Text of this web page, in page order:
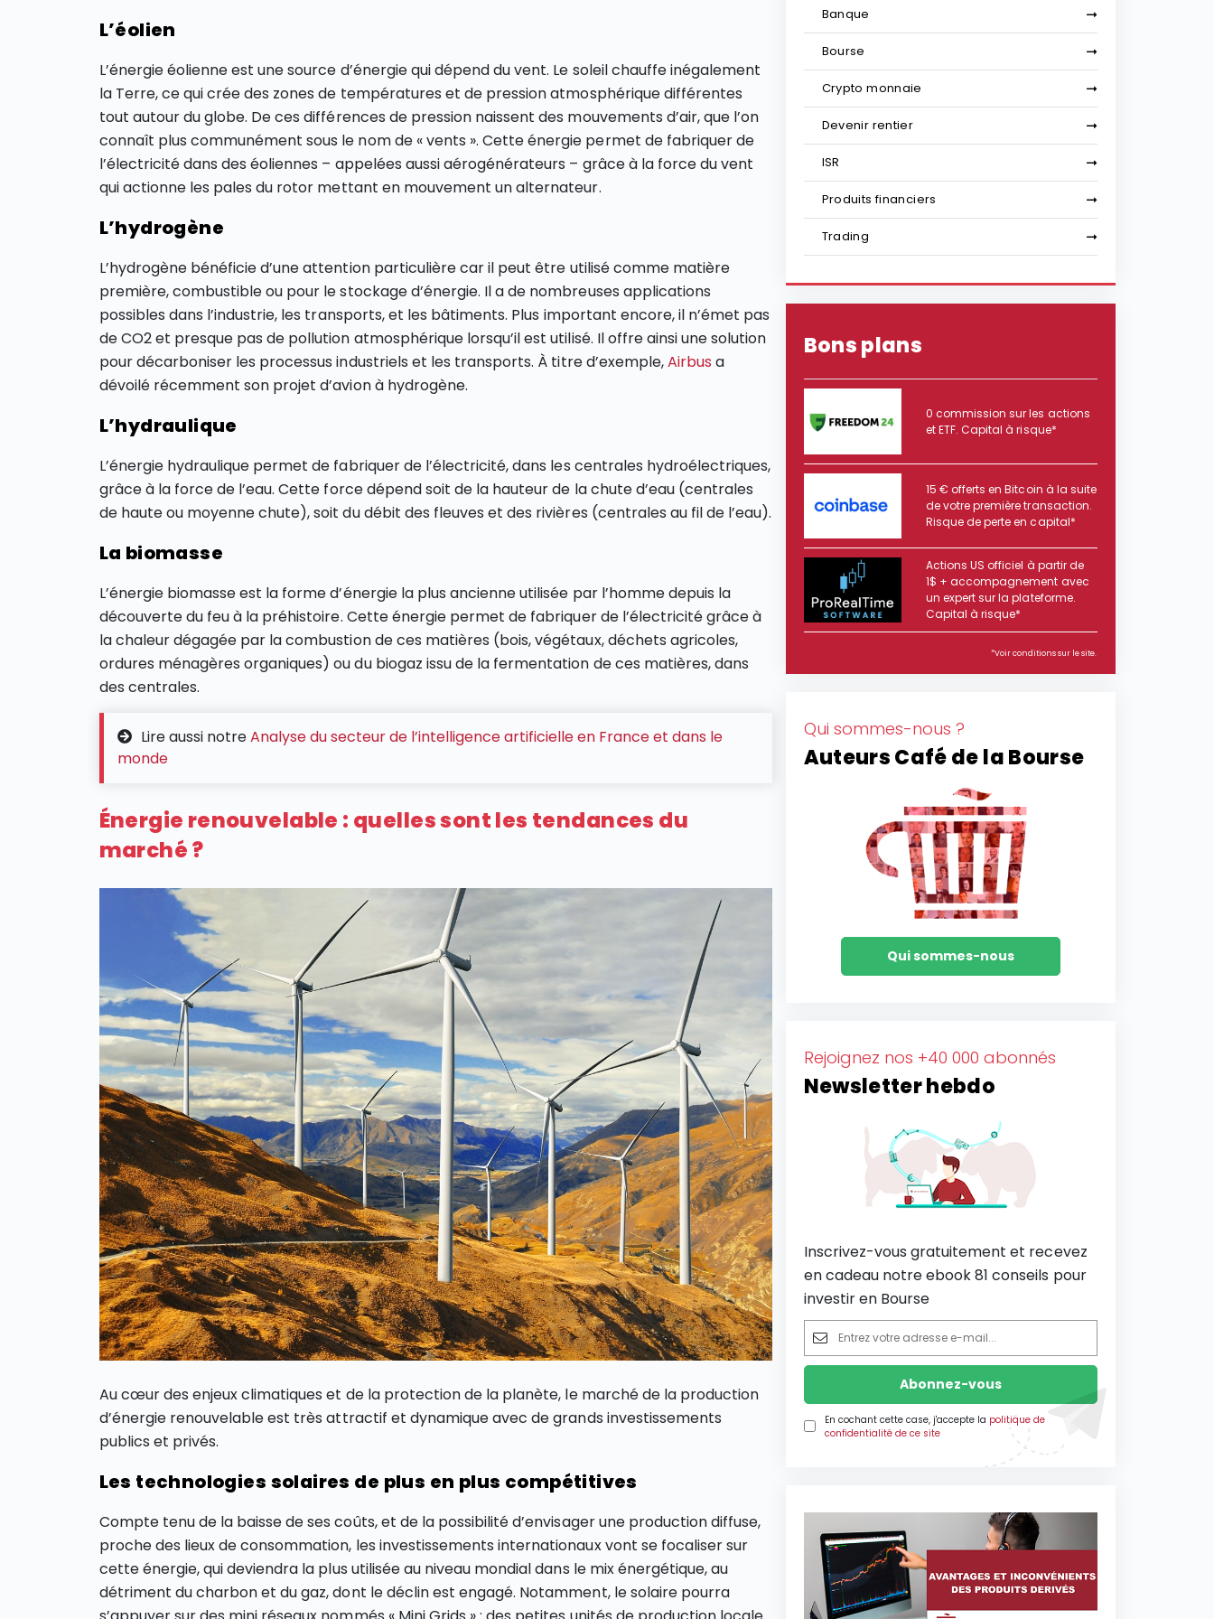
L’éolien
L’énergie éolienne est une source d’énergie qui dépend du vent. Le soleil chauffe inégalement
la Terre, ce qui crée des zones de températures et de pression atmosphérique différentes
tout autour du globe. De ces différences de pression naissent des mouvements d’air, que l’on
connaît plus communément sous le nom de « vents ». Cette énergie permet de fabriquer de
l’électricité dans des éoliennes – appelées aussi aérogénérateurs – grâce à la force du vent
qui actionne les pales du rotor mettant en mouvement un alternateur.
L’hydrogène
L’hydrogène bénéficie d’une attention particulière car il peut être utilisé comme matière
première, combustible ou pour le stockage d’énergie. Il a de nombreuses applications
possibles dans l’industrie, les transports, et les bâtiments. Plus important encore, il n’émet pas
de CO2 et presque pas de pollution atmosphérique lorsqu’il est utilisé. Il offre ainsi une solution
pour décarboniser les processus industriels et les transports. À titre d’exemple,Airbus a
dévoilé récemment son projet d’avion à hydrogène.
L’hydraulique
L’énergie hydraulique permet de fabriquer de l’électricité, dans les centrales hydroélectriques,
grâce à la force de l’eau. Cette force dépend soit de la hauteur de la chute d’eau (centrales
de haute ou moyenne chute), soit du débit des fleuves et des rivières (centrales au fil de l’eau).
La biomasse
L’énergie biomasse est la forme d’énergie la plus ancienne utilisée par l’homme depuis la
découverte du feu à la préhistoire. Cette énergie permet de fabriquer de l’électricité grâce à
la chaleur dégagée par la combustion de ces matières (bois, végétaux, déchets agricoles,
ordures ménagères organiques) ou du biogaz issu de la fermentation de ces matières, dans
des centrales.
Lire aussi notreAnalyse du secteur de l’intelligence artificielle en France et dans le
monde
Énergie renouvelable : quelles sont les tendances du
marché ?
Au cœur des enjeux climatiques et de la protection de la planète, le marché de la production
d’énergie renouvelable est très attractif et dynamique avec de grands investissements
publics et privés.
Les technologies solaires de plus en plus compétitives
Compte tenu de la baisse de ses coûts, et de la possibilité d’envisager une production diffuse,
proche des lieux de consommation, les investissements internationaux vont se focaliser sur
cette énergie, qui deviendra la plus utilisée au niveau mondial dans le mix énergétique, au
détriment du charbon et du gaz, dont le déclin est engagé. Notamment, le solaire pourra
Banque
Bourse
Crypto monnaie
Devenir rentier
ISR
Produits financiers
Trading
Bons plans
0 commission sur les actions
et ETF. Capital à risque*
15 € offerts en Bitcoin à la suite
de votre première transaction.
Risque de perte en capital*
Actions US officiel à partir de
1$ + accompagnement avec
un expert sur la plateforme.
Capital à risque*
*Voir conditions sur le site.
Qui sommes-nous ?
Auteurs Café de la Bourse
Qui sommes-nous
Rejoignez nos +40 000 abonnés
Newsletter hebdo
Inscrivez-vous gratuitement et recevez
en cadeau notre ebook 81 conseils pour
investir en Bourse
En cochant cette case, j'accepte la politique de
confidentialité de ce site